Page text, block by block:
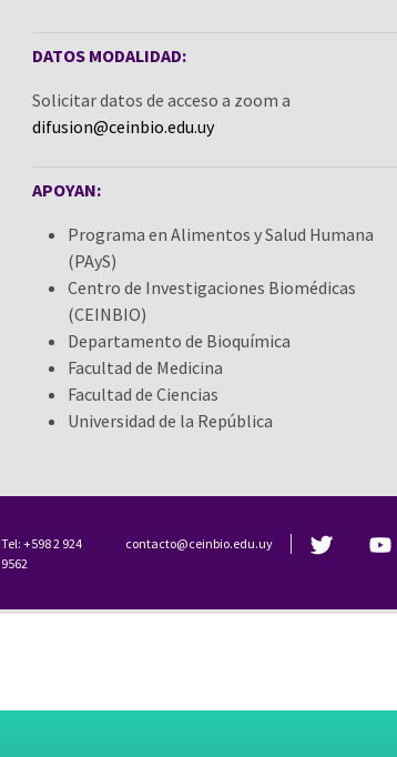
DATOS MODALIDAD:
Solicitar datos de acceso a zoom a
difusion@ceinbio.edu.uy
APOYAN:
Programa en Alimentos y Salud Humana
(PAyS)
Centro de Investigaciones Biomédicas
(CEINBIO)
Departamento de Bioquímica
Facultad de Medicina
Facultad de Ciencias
Universidad de la República
Tel: +598 2 924
9562
contacto@ceinbio.edu.uy